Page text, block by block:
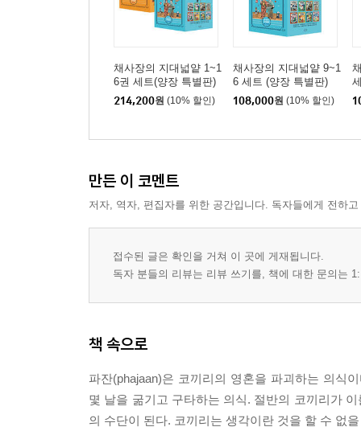
채사장의 지대넓얕 1~1
6권 세트(양장 특별판)
214,200원 (10% 할인)
채사장의 지대넓얕 9~1
6 세트 (양장 특별판)
108,000원 (10% 할인)
만든 이 코멘트
저자, 역자, 편집자를 위한 공간입니다. 독자들에게 전하
접수된 글은 확인을 거쳐 이 곳에 게재됩니다.
독자 분들의 리뷰는 리뷰 쓰기를, 책에 대한 문의는
책 속으로
파잔(phajaan)은 코끼리의 영혼을 파괴하는 의식
몇 날을 굶기고 구타하는 의식. 절반의 코끼리가
의 수단이 된다. 코끼리는 생각이란 것을 할 수 없